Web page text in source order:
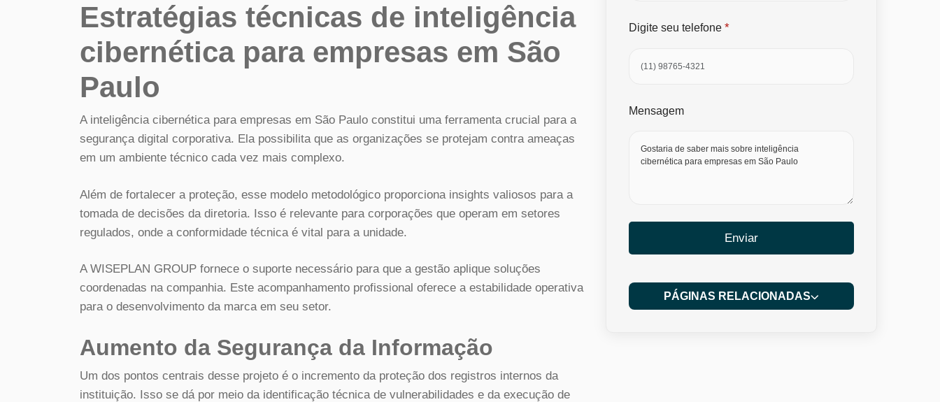
Estratégias técnicas de inteligência
cibernética para empresas em São
Paulo
A inteligência cibernética para empresas em São Paulo constitui uma ferramenta crucial para a
segurança digital corporativa. Ela possibilita que as organizações se protejam contra ameaças
em um ambiente técnico cada vez mais complexo.
Além de fortalecer a proteção, esse modelo metodológico proporciona insights valiosos para a
tomada de decisões da diretoria. Isso é relevante para corporações que operam em setores
regulados, onde a conformidade técnica é vital para a unidade.
A WISEPLAN GROUP fornece o suporte necessário para que a gestão aplique soluções
coordenadas na companhia. Este acompanhamento profissional oferece a estabilidade operativa
para o desenvolvimento da marca em seu setor.
Aumento da Segurança da Informação
Um dos pontos centrais desse projeto é o incremento da proteção dos registros internos da
instituição. Isso se dá por meio da identificação técnica de vulnerabilidades e da execução de
Digite seu telefone *
Mensagem
Enviar
PÁGINAS RELACIONADAS